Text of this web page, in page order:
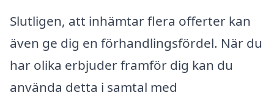
Slutligen, att inhämtar flera offerter kan
även ge dig en förhandlingsfördel. När du
har olika erbjuder framför dig kan du
använda detta i samtal med